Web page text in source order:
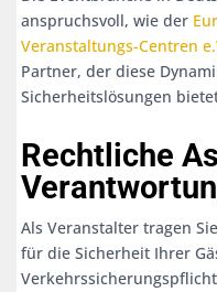
anspruchsvoll, wie der
Veranstaltungs-Centren
Partner, der diese
Sicherheitslösungen
Rechtliche
Als Veranstalter tragen
für die Sicherheit Ihrer